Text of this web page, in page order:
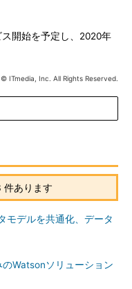
開始を予定し、2020年
ITmedia, Inc. All Rights Reserved.
件あります
モデルを共通化、データ
Watsonソリューション